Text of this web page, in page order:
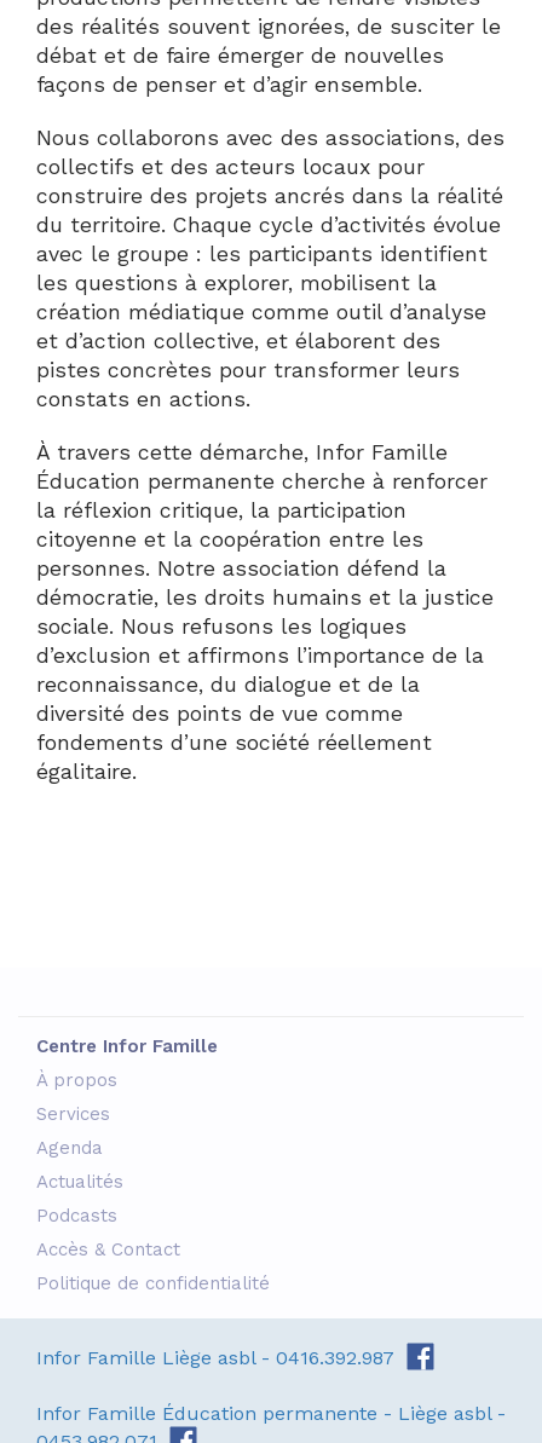
des réalités souvent ignorées, de susciter le
débat et de faire émerger de nouvelles
façons de penser et d’agir ensemble.
Nous collaborons avec des associations, des
collectifs et des acteurs locaux pour
construire des projets ancrés dans la réalité
du territoire. Chaque cycle d’activités évolue
avec le groupe : les participants identifient
les questions à explorer, mobilisent la
création médiatique comme outil d’analyse
et d’action collective, et élaborent des
pistes concrètes pour transformer leurs
constats en actions.
À travers cette démarche, Infor Famille
Éducation permanente cherche à renforcer
la réflexion critique, la participation
citoyenne et la coopération entre les
personnes. Notre association défend la
démocratie, les droits humains et la justice
sociale. Nous refusons les logiques
d’exclusion et affirmons l’importance de la
reconnaissance, du dialogue et de la
diversité des points de vue comme
fondements d’une société réellement
égalitaire.
Centre Infor Famille
À propos
Services
Agenda
Actualités
Podcasts
Accès & Contact
Politique de confidentialité
Infor Famille Liège asbl - 0416.392.987
Infor Famille Éducation permanente - Liège asbl -